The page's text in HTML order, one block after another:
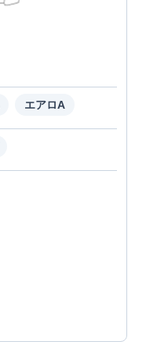
エアロA